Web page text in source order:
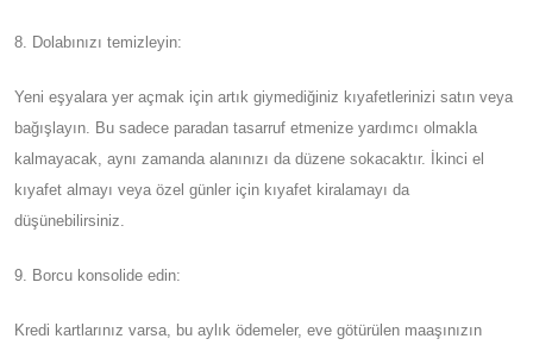
8. Dolabınızı temizleyin:
Yeni eşyalara yer açmak için artık giymediğiniz kıyafetlerinizi satın veya
bağışlayın. Bu sadece paradan tasarruf etmenize yardımcı olmakla
kalmayacak, aynı zamanda alanınızı da düzene sokacaktır. İkinci el
kıyafet almayı veya özel günler için kıyafet kiralamayı da
düşünebilirsiniz.
9. Borcu konsolide edin:
Kredi kartlarınız varsa, bu aylık ödemeler, eve götürülen maaşınızın